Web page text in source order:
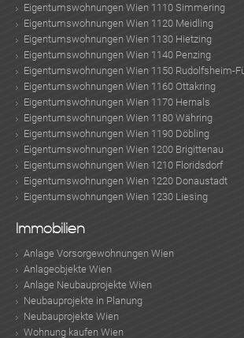
Eigentumswohnungen Wien 1110 Simmering
Eigentumswohnungen Wien 1120 Meidling
Eigentumswohnungen Wien 1130 Hietzing
Eigentumswohnungen Wien 1140 Penzing
Eigentumswohnungen Wien 1150 Rudolfsheim-
Eigentumswohnungen Wien 1160 Ottakring
Eigentumswohnungen Wien 1170 Hernals
Eigentumswohnungen Wien 1180 Währing
Eigentumswohnungen Wien 1190 Döbling
Eigentumswohnungen Wien 1200 Brigittenau
Eigentumswohnungen Wien 1210 Floridsdorf
Eigentumswohnungen Wien 1220 Donaustadt
Eigentumswohnungen Wien 1230 Liesing
Immobilien
Anlage Vorsorgewohnungen Wien
Anlageobjekte Wien
Anlage Neubauprojekte Wien
Neubauprojekte in Planung
Neubauprojekte Wien
Wohnung kaufen Wien